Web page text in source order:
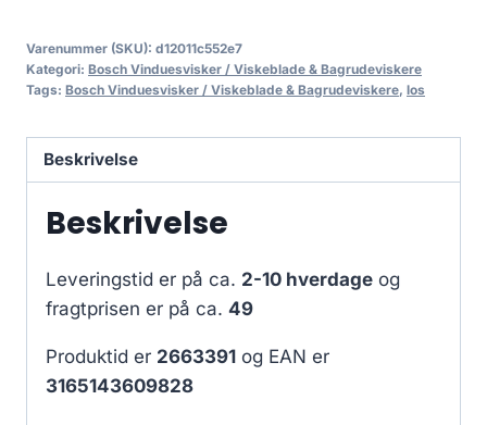
Varenummer (SKU): d12011c552e7
Kategori: Bosch Vinduesvisker / Viskeblade & Bagrudeviskere
Tags: Bosch Vinduesvisker / Viskeblade & Bagrudeviskere, los
Beskrivelse
Beskrivelse
Leveringstid er på ca. 2-10 hverdage og
fragtprisen er på ca. 49
Produktid er 2663391 og EAN er
3165143609828